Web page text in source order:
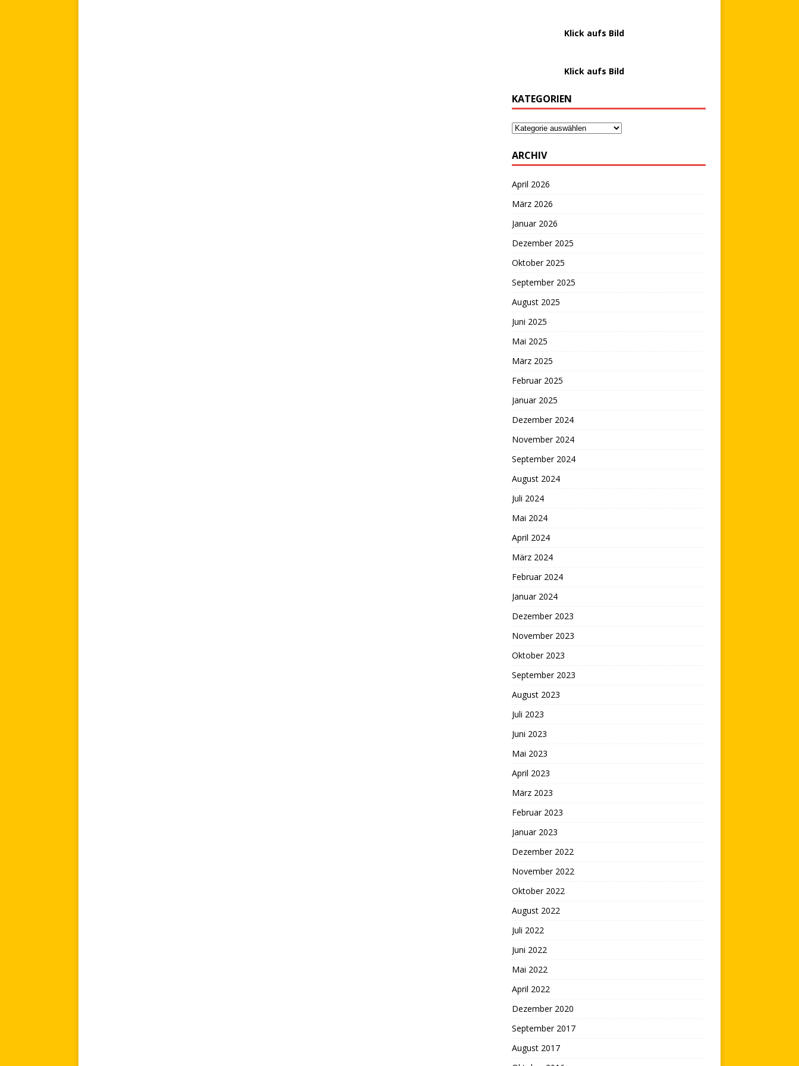
Klick aufs Bild
Klick aufs Bild
KATEGORIEN
ARCHIV
April 2026
März 2026
Januar 2026
Dezember 2025
Oktober 2025
September 2025
August 2025
Juni 2025
Mai 2025
März 2025
Februar 2025
Januar 2025
Dezember 2024
November 2024
September 2024
August 2024
Juli 2024
Mai 2024
April 2024
März 2024
Februar 2024
Januar 2024
Dezember 2023
November 2023
Oktober 2023
September 2023
August 2023
Juli 2023
Juni 2023
Mai 2023
April 2023
März 2023
Februar 2023
Januar 2023
Dezember 2022
November 2022
Oktober 2022
August 2022
Juli 2022
Juni 2022
Mai 2022
April 2022
Dezember 2020
September 2017
August 2017